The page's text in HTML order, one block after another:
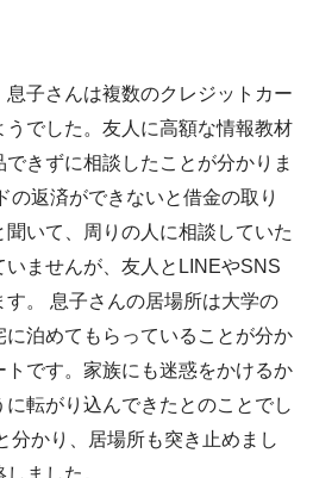
子さんは複数のクレジットカー
うでした。友人に高額な情報教材
きずに相談したことが分かりま
の返済ができないと借金の取り
いて、周りの人に相談していた
いませんが、友人とLINEやSNS
。 息子さんの居場所は大学の
に泊めてもらっていることが分か
トです。家族にも迷惑をかけるか
転がり込んできたとのことでし
分かり、居場所も突き止めまし
ました。